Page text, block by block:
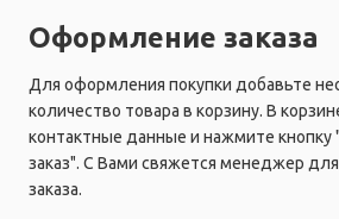
Оформление заказа
Для оформления покупки добавьте
количество товара в корзину. В
контактные данные и нажмите
заказ". С Вами свяжется менеджер
заказа.